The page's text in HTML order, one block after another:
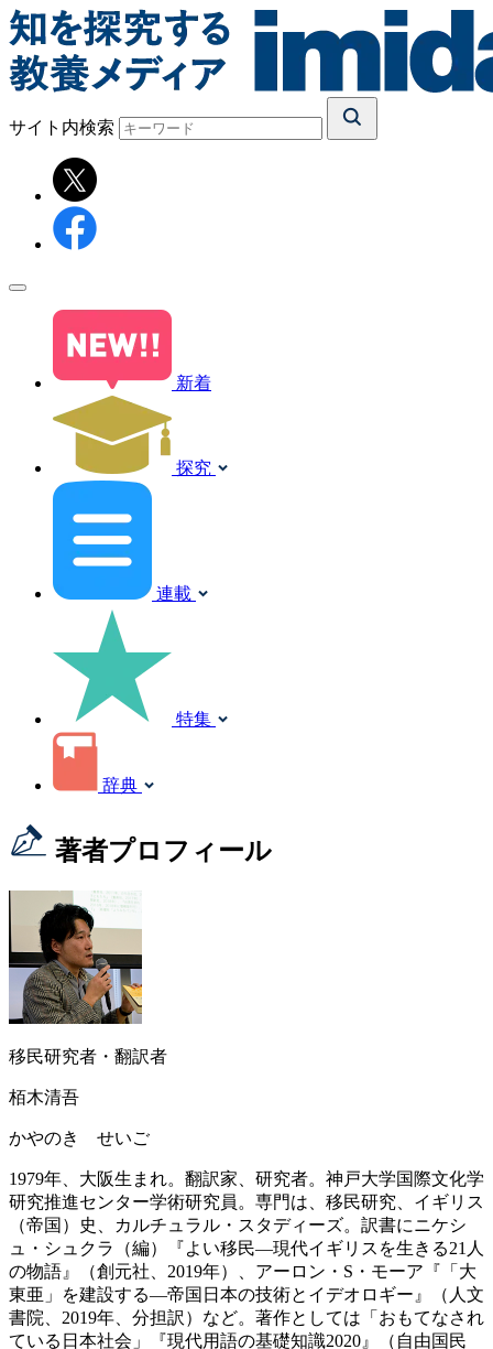
サイト内検索
新着
探究
連載
特集
辞典
著者プロフィール
移民研究者・翻訳者
栢木清吾
かやのき せいご
1979年、大阪生まれ。翻訳家、研究者。神戸大学国際文化学
研究推進センター学術研究員。専門は、移民研究、イギリス
（帝国）史、カルチュラル・スタディーズ。訳書にニケシ
ュ・シュクラ（編）『よい移民―現代イギリスを生きる21人
の物語』（創元社、2019年）、アーロン・S・モーア『「大
東亜」を建設する―帝国日本の技術とイデオロギー』（人文
書院、2019年、分担訳）など。著作としては「おもてなされ
ている日本社会」『現代用語の基礎知識2020』（自由国民